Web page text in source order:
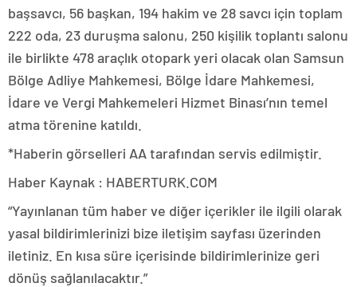
başsavcı, 56 başkan, 194 hakim ve 28 savcı için toplam
222 oda, 23 duruşma salonu, 250 kişilik toplantı salonu
ile birlikte 478 araçlık otopark yeri olacak olan Samsun
Bölge Adliye Mahkemesi, Bölge İdare Mahkemesi,
İdare ve Vergi Mahkemeleri Hizmet Binası’nın temel
atma törenine katıldı.
*Haberin görselleri AA tarafından servis edilmiştir.
Haber Kaynak : HABERTURK.COM
“Yayınlanan tüm haber ve diğer içerikler ile ilgili olarak
yasal bildirimlerinizi bize iletişim sayfası üzerinden
iletiniz. En kısa süre içerisinde bildirimlerinize geri
dönüş sağlanılacaktır.”